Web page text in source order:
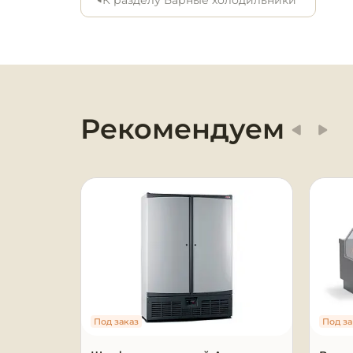
Торговое и банковское
Оснащение гостиниц и
Рекомендуем
Под заказ Под